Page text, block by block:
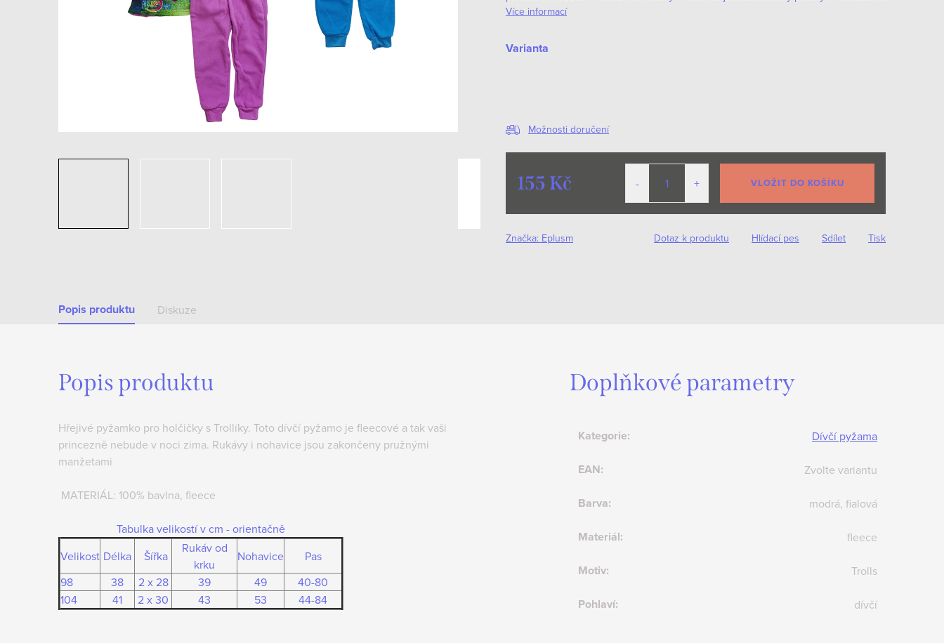
Více informací
Varianta
Možnosti doručení
155 Kč
cena:
VLOŽIT DO KOŠÍKU
Značka: Eplusm Tisk
Dotaz k produktu Hlídací pes Sdílet
Popis produktu Diskuze
Popis produktu
Hřejivé pyžamko pro holčičky s Trollíky. Toto dívčí pyžamo je fleecové a tak vaši
princezně nebude v noci zima. Rukávy i nohavice jsou zakončeny pružnými
manžetami
MATERIÁL: 100% bavlna, fleece
Tabulka velikostí v cm - orientačně
Velikost Délka Šířka
Rukáv od
krku
Nohavice
Pas
98
38 2 x 28 39 49
40-80
104
41 2 x 30 43 53 44-84
Doplňkové parametry
Kategorie: Dívčí pyžama
EAN: Zvolte variantu
Barva: modrá, fialová
Materiál: fleece
Motiv: Trolls
Pohlaví: dívčí